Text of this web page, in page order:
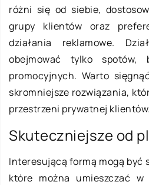
różni się od siebie,
grupy klientów oraz
działania reklamowe.
obejmować tylko spotów,
promocyjnych. Warto
skromniejsze rozwiązania,
przestrzeni prywatnej klientów.
Skuteczniejsze od
Interesującą formą mogą być
które można umieszczać